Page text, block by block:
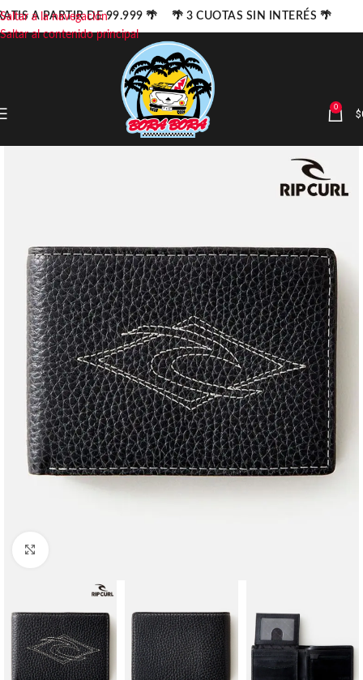
Saltar a la navegación
Saltar al contenido principal
0 $
A PARTIR DE 99.999 🌴 🌴 3 CUOTAS SIN INTERÉS 🌴